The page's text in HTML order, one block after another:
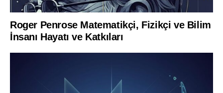
Roger Penrose Matematikçi, Fizikçi ve Bilim
İnsanı Hayatı ve Katkıları